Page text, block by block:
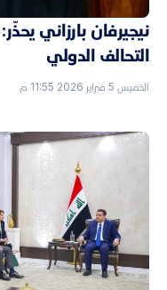
نيجيرفان بارزاني
التحالف الدولي
الخميس 5 فبراير 2026 11:55 م